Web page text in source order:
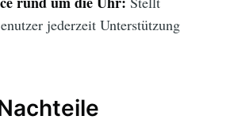
jederzeit Unterstützung